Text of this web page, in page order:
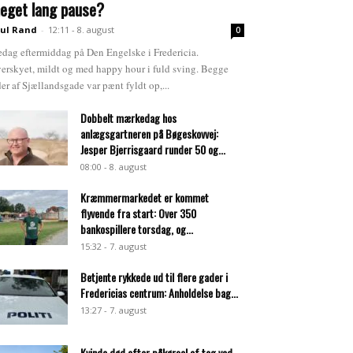
lang pause?
Rand - 12:11 - 8. august 0
eftermiddag på Den Engelske i Fredericia.
mildt og med happy hour i fuld sving. Begge
af Sjællandsgade var pænt fyldt op,...
Dobbelt mærkedag hos
anlægsgartneren på Bøgeskovvej:
Jesper Bjerrisgaard runder 50 og...
08:00 - 8. august
Kræmmermarkedet er kommet
flyvende fra start: Over 350
bankospillere torsdag, og...
15:32 - 7. august
Betjente rykkede ud til flere gader i
Fredericias centrum: Anholdelse bag...
13:27 - 7. august